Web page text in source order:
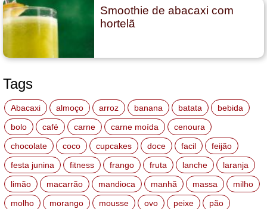
Smoothie de abacaxi com
hortelã
Tags
Abacaxi almoço arroz banana batata
bebida
bolo
café carne carne moída
cenoura
chocolate
coco cupcakes doce facil
feijão
festa junina
fitness frango fruta lanche
laranja
limão
macarrão mandioca manhã massa
milho
molho
morango mousse ovo peixe
pão